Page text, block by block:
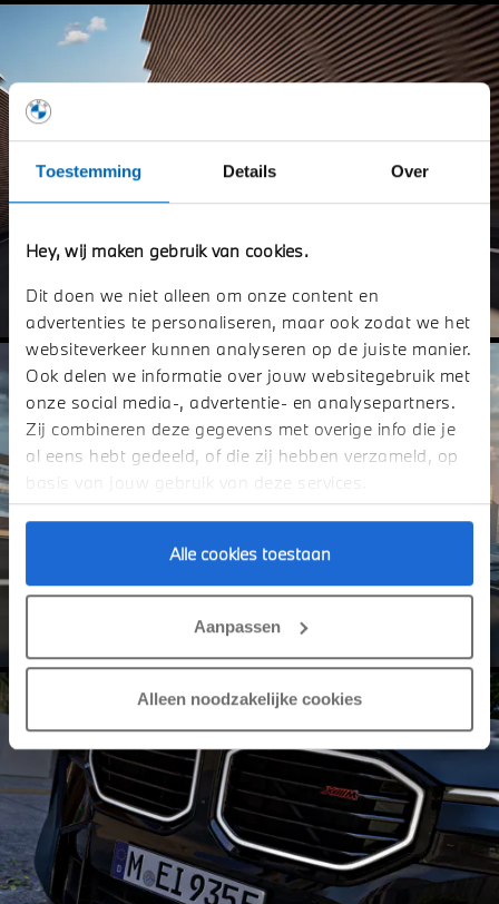
Toestemming Details Over
Hey, wij maken gebruik van cookies.
Dit doen we niet alleen om onze content en
advertenties te personaliseren, maar ook zodat we het
websiteverkeer kunnen analyseren op de juiste manier.
Ook delen we informatie over jouw websitegebruik met
onze social media-, advertentie- en analysepartners.
Zij combineren deze gegevens met overige info die je
al eens hebt gedeeld, of die zij hebben verzameld, op
basis van jouw gebruik van deze services.
Alle cookies toestaan
Aanpassen
Alleen noodzakelijke cookies